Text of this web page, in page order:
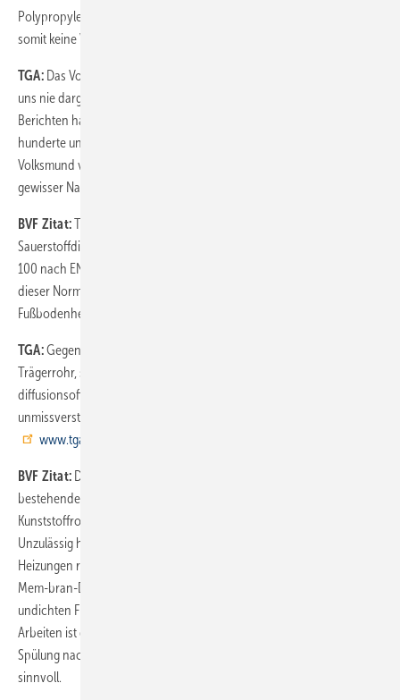
Polypropylen oder Polybuten keine Weichmacher enthalten und
somit keine Versprödung durch Weichmacherverlust entstehen kann.
TGA: Das Vorhandensein von Weichmachern wurde und wird von
uns nie dargestellt bzw. behauptet. Auf Inhalte von redaktionellen
Berichten haben wir keinen Einfluss. Sollte ein Redakteur, der jährlich
hunderte unterschiedliche Themen verarbeitet, diese oft im
Volksmund verwendete Begrifflichkeit verwenden, sollte dies mit
gewisser Nachsicht betrachtet werden.
BVF Zitat:Tatsache ist, dass der zitierte Prüfbericht die Messung der
Sauerstoffdichtheit für ein Rohrstück von 9,5 m aus dem Werkstoff PE
100 nach EN 12201 mit Innenbeschichtung beschreibt. Rohre nach
dieser Norm finden in der Regel keine Anwendung in
Fußbodenheizungsanlagen.
TGA:Gegenstand der Prüfung durch die MPA Darmstadt ist nicht das
Trägerrohr, sondern die eingebrachte Beschichtung in ein
diffusionsoffenes Rohr. Der Zweck der Prüfung geht
unmissverständlich aus der Prüfurkunde hervor. Download auf
www.tga-rohrinnensanierung.de
BVF Zitat: Der BVF empfiehlt die Sanierung und Nachbehandlung
bestehender Fußbodenheizungen mit nicht sauerstoffdichten
Kunststoffrohren mittels fachgerechter Systemtrennung. (...)
Unzulässig hohe Sauerstoffkonzentrationen in geschlossenen PWW-
Heizungen resultieren aus z. B. zu klein dimensionierten oder defekten
Mem-bran-Druckausdehnungsgefäßen, defekten Schnellentlüftern,
undichten Fittings, undichten Umwälzpumpen etc. (...) Im Rahmen der
Arbeiten ist die Entfernung von Ablagerungen im Heizsystem durch
Spülung nach Überprüfung der Situation häufig notwendig und
sinnvoll.